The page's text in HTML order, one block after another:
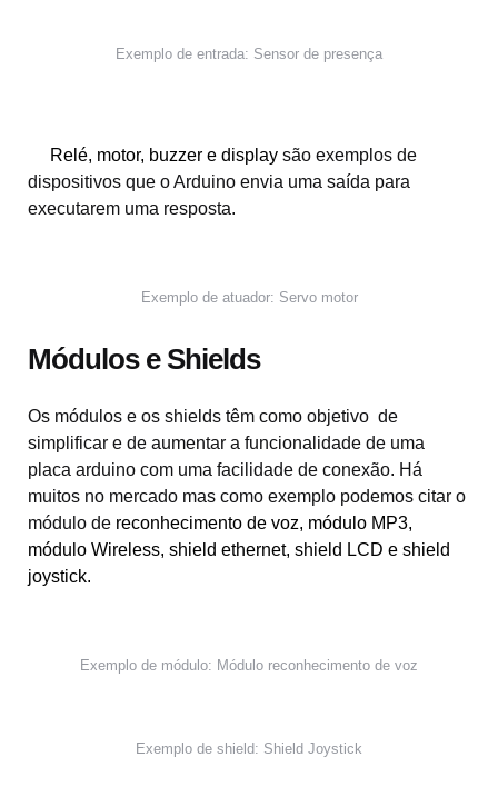
Exemplo de entrada: Sensor de presença
Relé, motor, buzzer e display são exemplos de
dispositivos que o Arduino envia uma saída para
executarem uma resposta.
Exemplo de atuador: Servo motor
Módulos e Shields
Os módulos e os shields têm como objetivo de
simplificar e de aumentar a funcionalidade de uma
placa arduino com uma facilidade de conexão. Há
muitos no mercado mas como exemplo podemos citar o
módulo de reconhecimento de voz, módulo MP3,
módulo Wireless, shield ethernet, shield LCD e shield
joystick.
Exemplo de módulo: Módulo reconhecimento de voz
Exemplo de shield: Shield Joystick